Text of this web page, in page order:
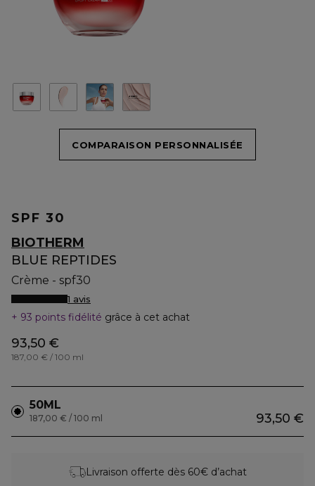
COMPARAISON PERSONNALISÉE
SPF 30
BIOTHERM
BLUE REPTIDES
Crème - spf30
1 avis
93 points fidélité grâce à cet achat
93,50 €
187,00 € / 100 ml
50ML
93,50 €
187,00 € / 100 ml
Livraison offerte dès 60€ d’achat